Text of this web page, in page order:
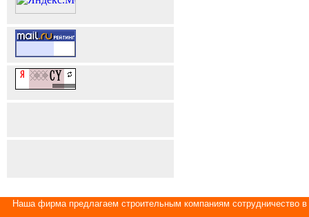
Наша фирма предлагаем строительным компаниям